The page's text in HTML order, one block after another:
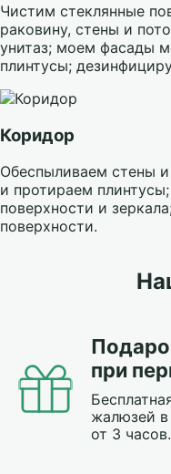
Чистим стеклянные
раковину, стены и
унитаз; моем фасады
плинтусы;
Коридор
Обеспыливаем стены
и протираем
поверхности и
поверхности.
при
жалюзей в
от 3 часов.